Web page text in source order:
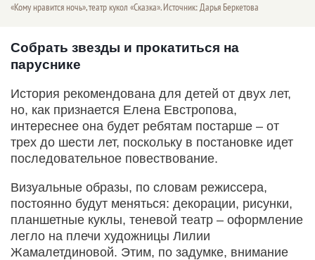
«Кому нравится ночь», театр кукол «Сказка». Источник: Дарья Беркетова
Собрать звезды и прокатиться на
паруснике
История рекомендована для детей от двух лет,
но, как признается Елена Евстропова,
интереснее она будет ребятам постарше – от
трех до шести лет, поскольку в постановке идет
последовательное повествование.
Визуальные образы, по словам режиссера,
постоянно будут меняться: декорации, рисунки,
планшетные куклы, теневой театр – оформление
легло на плечи художницы Лилии
Жамалетдиновой. Этим, по задумке, внимание